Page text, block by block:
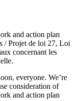
and action plan
/ Projet de loi 27, Loi
concernant les
everyone. We’re
consideration of
and action plan